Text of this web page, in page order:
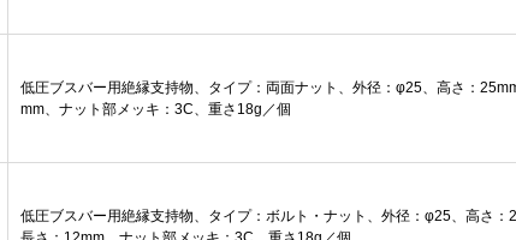
低圧ブスバー用絶縁支持物、タイプ：両面ナット、外径：φ25、高さ：
mm、ナット部メッキ：3C、重さ18g／個
低圧ブスバー用絶縁支持物、タイプ：ボルト・ナット、外径：φ25、高さ：